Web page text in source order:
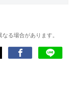
発者を目指した経験
ためゲームライタ
る場合があります。